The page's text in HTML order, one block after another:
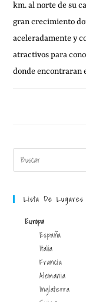
km. al norte de su
gran crecimiento
aceleradamente y
atractivos para
donde encontraran
Lista De Lugares
Europa
España
Italia
Francia
Alemania
Inglaterra